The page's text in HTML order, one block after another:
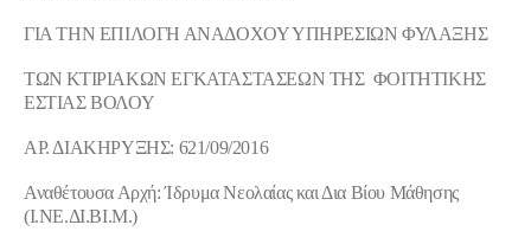
ΓΙΑ ΤΗN ΕΠΙΛΟΓΗ ΑΝΑΔΟΧΟΥ ΥΠΗΡΕΣΙΩΝ ΦΥΛΑΞΗΣ
TΩΝ ΚΤΙΡΙΑΚΩΝ ΕΓΚΑΤΑΣΤΑΣΕΩΝ ΤΗΣ ΦΟΙΤΗΤΙΚΗΣ
ΕΣΤΙΑΣ ΒΟΛΟΥ
ΑΡ. ΔΙΑΚΗΡΥΞΗΣ: 621/09/2016
Αναθέτουσα Αρχή: Ίδρυμα Νεολαίας και Δια Βίου Μάθησης
(Ι.ΝΕ.ΔΙ.ΒΙ.Μ.)